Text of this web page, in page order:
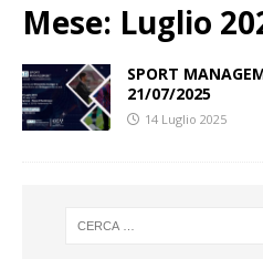
Mese: Luglio
SPORT
21/07/2025
14 Luglio 2025